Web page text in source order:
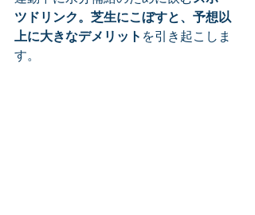
ツドリンク。芝生にこぼすと、予想以
上に大きなデメリット を引き起こしま
す。